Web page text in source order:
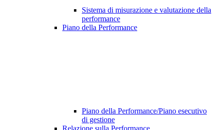
Sistema di misurazione e valutazione della
performance
Piano della Performance
Piano della Performance/Piano esecutivo
di gestione